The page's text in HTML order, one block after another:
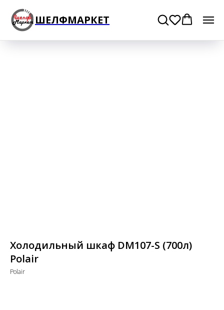
ШЕЛФМАРКЕТ
Холодильный шкаф DM107-S (700л)
Polair
Polair